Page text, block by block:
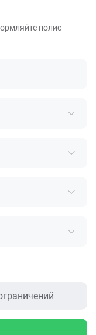
полис